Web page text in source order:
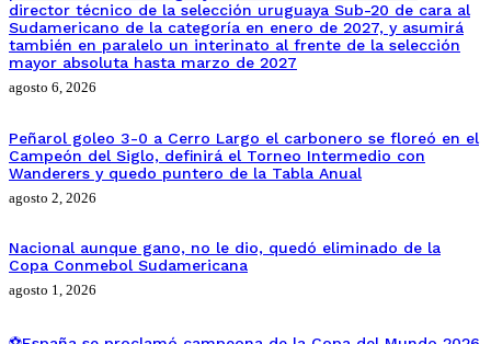
director técnico de la selección uruguaya Sub-20 de cara al
Sudamericano de la categoría en enero de 2027, y asumirá
también en paralelo un interinato al frente de la selección
mayor absoluta hasta marzo de 2027
agosto 6, 2026
Peñarol goleo 3-0 a Cerro Largo el carbonero se floreó en el
Campeón del Siglo, definirá el Torneo Intermedio con
Wanderers y quedo puntero de la Tabla Anual
agosto 2, 2026
Nacional aunque gano, no le dio, quedó eliminado de la
Copa Conmebol Sudamericana
agosto 1, 2026